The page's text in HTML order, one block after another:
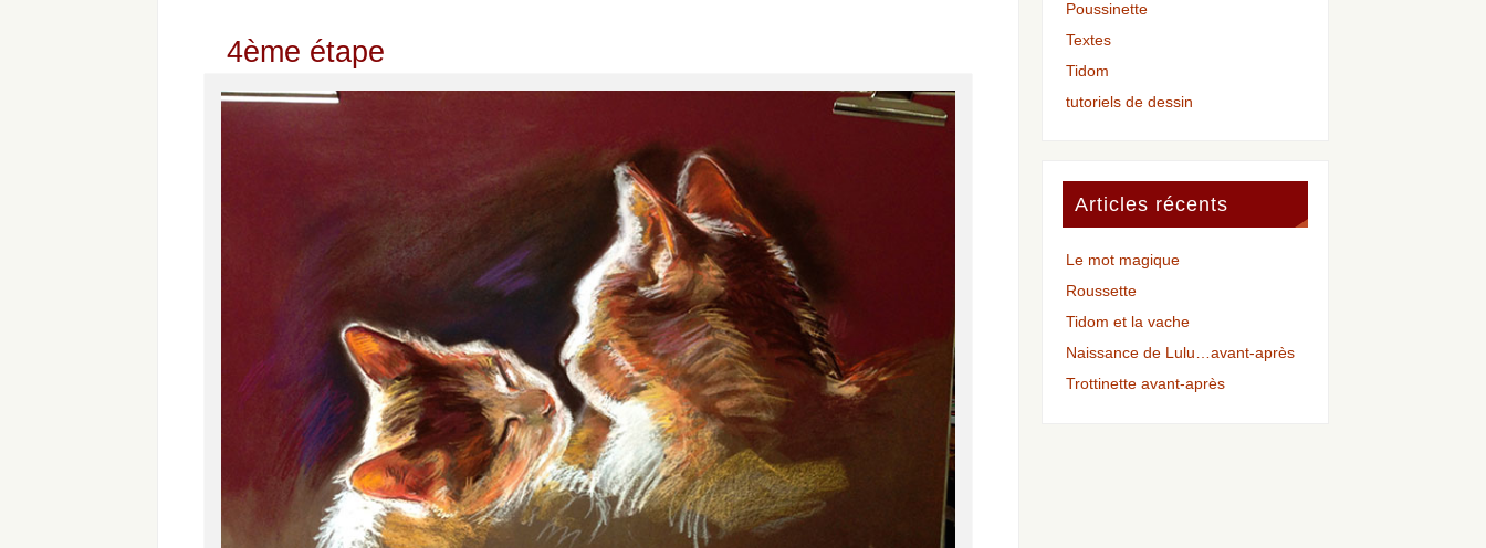
4ème étape
Poussinette
Textes
Tidom
tutoriels de dessin
Articles récents
Le mot magique
Roussette
Tidom et la vache
Naissance de Lulu…avant-après
Trottinette avant-après